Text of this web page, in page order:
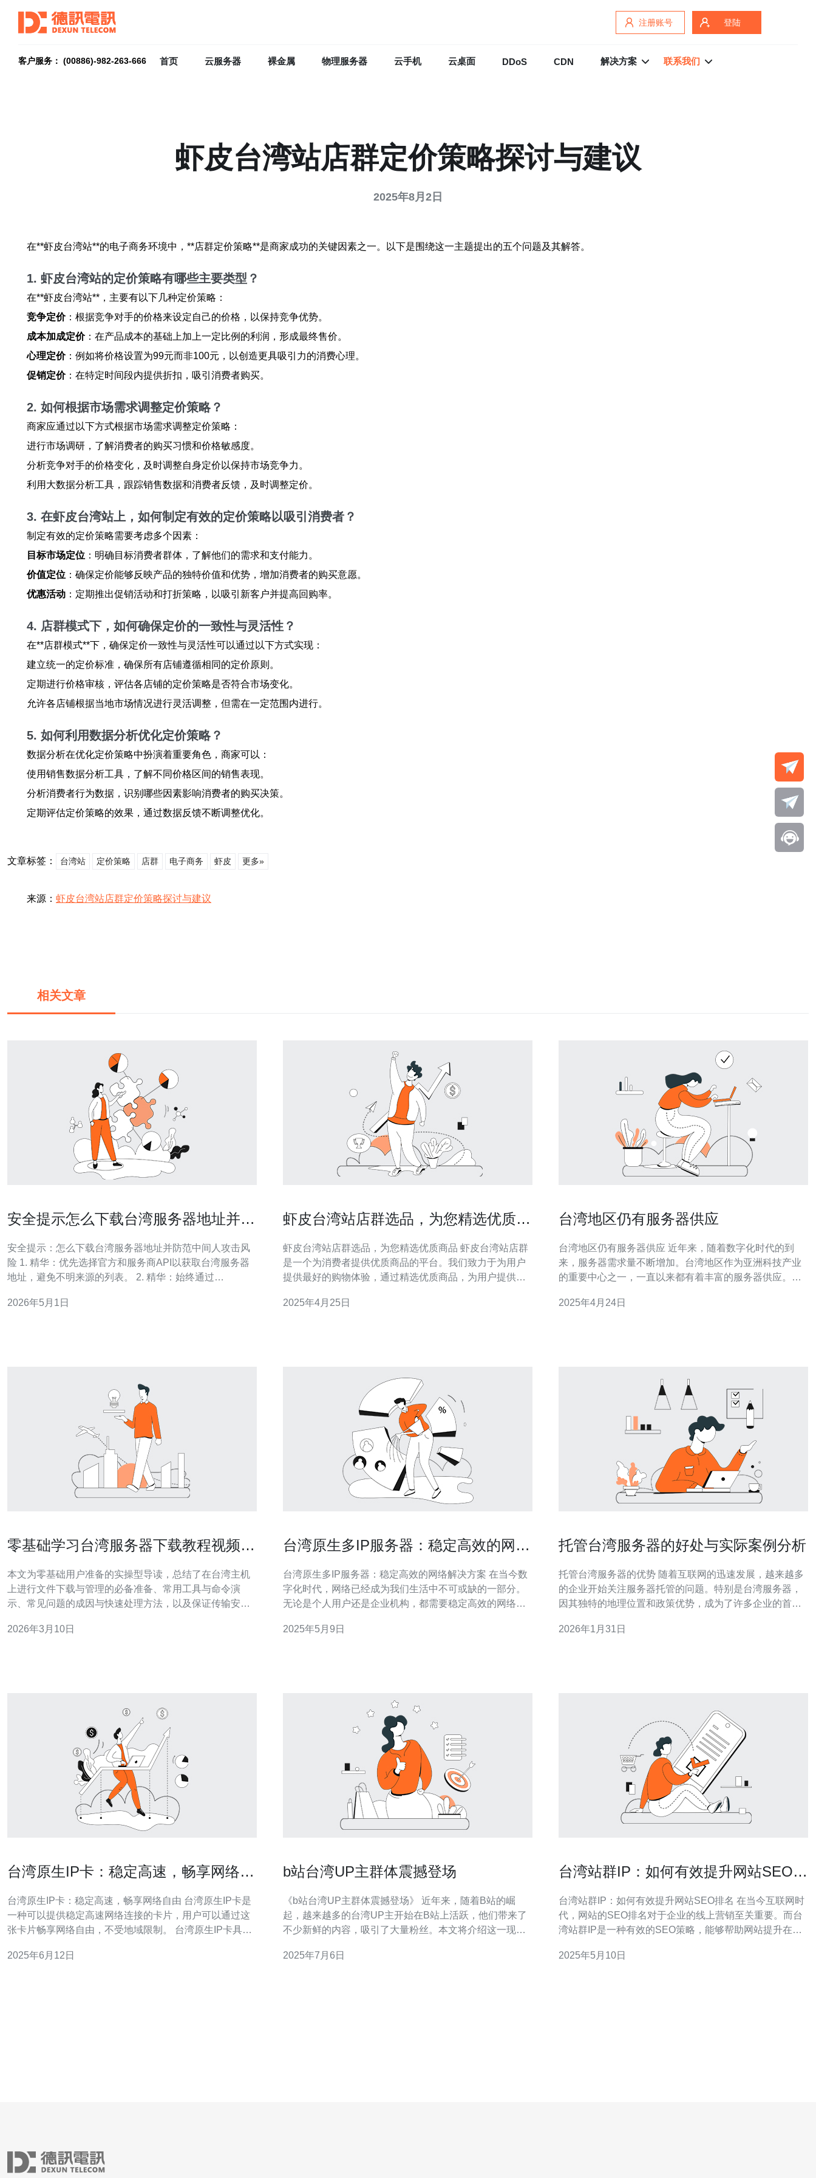
注册账号 登陆
客户服务： (00886)-982-263-666 首页 云服务器 裸金属 物理服务器 云手机 云桌面 DDoS CDN 解决方案 联系我们
虾皮台湾站店群定价策略探讨与建议
2025年8月2日
在**虾皮台湾站**的电子商务环境中，**店群定价策略**是商家成功的关键因素之一。以下是围绕这一主题提出的五个问题及其解答。
1. 虾皮台湾站的定价策略有哪些主要类型？
在**虾皮台湾站**，主要有以下几种定价策略：
竞争定价：根据竞争对手的价格来设定自己的价格，以保持竞争优势。
成本加成定价：在产品成本的基础上加上一定比例的利润，形成最终售价。
心理定价：例如将价格设置为99元而非100元，以创造更具吸引力的消费心理。
促销定价：在特定时间段内提供折扣，吸引消费者购买。
2. 如何根据市场需求调整定价策略？
商家应通过以下方式根据市场需求调整定价策略：
进行市场调研，了解消费者的购买习惯和价格敏感度。
分析竞争对手的价格变化，及时调整自身定价以保持市场竞争力。
利用大数据分析工具，跟踪销售数据和消费者反馈，及时调整定价。
3. 在虾皮台湾站上，如何制定有效的定价策略以吸引消费者？
制定有效的定价策略需要考虑多个因素：
目标市场定位 ：明确目标消费者群体，了解他们的需求和支付能力。
价值定位 ：确保定价能够反映产品的独特价值和优势，增加消费者的购买意愿。
优惠活动 ：定期推出促销活动和打折策略，以吸引新客户并提高回购率。
4. 店群模式下，如何确保定价的一致性与灵活性？
在**店群模式**下，确保定价一致性与灵活性可以通过以下方式实现：
建立统一的定价标准，确保所有店铺遵循相同的定价原则。
定期进行价格审核，评估各店铺的定价策略是否符合市场变化。
允许各店铺根据当地市场情况进行灵活调整，但需在一定范围内进行。
5. 如何利用数据分析优化定价策略？
数据分析在优化定价策略中扮演着重要角色，商家可以：
使用销售数据分析工具，了解不同价格区间的销售表现。
分析消费者行为数据，识别哪些因素影响消费者的购买决策。
定期评估定价策略的效果，通过数据反馈不断调整优化。
文章标签： 台湾站 定价策略 店群 电子商务 虾皮 更多»
来源： 虾皮台湾站店群定价策略探讨与建议
相关文章
安全提示怎么下载台湾服务器地址并防
安全提示：怎么下载台湾服务器地址并防范中间人攻击风
险 1. 精华：优先选择官方和服务商API以获取台湾服务器
地址，避免不明来源的列表。 2. 精华：始终通过
（MITM）。 3. 精华：结合多层防护（VPN、DNSSEC、
2026年5月1日
虾皮台湾站店群选品，为您精选优质商
虾皮台湾站店群选品，为您精选优质商品 虾皮台湾站店群
是一个为消费者提供优质商品的平台。我们致力于为用户
提供最好的购物体验，通过精选优质商品，为用户提供高
别的商品，虾皮台湾站店群都能满足您的需求。 虾皮台湾
2025年4月25日
台湾地区仍有服务器供应
台湾地区仍有服务器供应 近年来，随着数字化时代的到
来，服务器需求量不断增加。台湾地区作为亚洲科技产业
的重要中心之一，一直以来都有着丰富的服务器供应。尽
供应链依然相对稳定，能够满足不同行业的需求。 台湾地
2025年4月24日
零基础学习台湾服务器下载教程视频实
本文为零基础用户准备的实操型导读，总结了在台湾主机
上进行文件下载与管理的必备准备、常用工具与命令演
示、常见问题的成因与快速处理方法，以及保证传输安全
解释，便于边看边做。 需要准备多少东西才能开始操作台
2026年3月10日
台湾原生多IP服务器：稳定高效的网络
台湾原生多IP服务器：稳定高效的网络解决方案 在当今数
字化时代，网络已经成为我们生活中不可或缺的一部分。
无论是个人用户还是企业机构，都需要稳定高效的网络解
IP服务器正是一种非常优秀的网络解决方案，能够提供稳
2025年5月9日
托管台湾服务器的好处与实际案例分析
托管台湾服务器的优势 随着互联网的迅速发展，越来越多
的企业开始关注服务器托管的问题。特别是台湾服务器，
因其独特的地理位置和政策优势，成为了许多企业的首
合实际案例进行深入探讨。 以下是托管台湾服务器的三大
2026年1月31日
台湾原生IP卡：稳定高速，畅享网络自
台湾原生IP卡：稳定高速，畅享网络自由 台湾原生IP卡是
一种可以提供稳定高速网络连接的卡片，用户可以通过这
张卡片畅享网络自由，不受地域限制。 台湾原生IP卡具有
接，不易出现断网等问题。 高速性能：台湾原生IP卡拥有
2025年6月12日
b站台湾UP主群体震撼登场
《b站台湾UP主群体震撼登场》 近年来，随着B站的崛
起，越来越多的台湾UP主开始在B站上活跃，他们带来了
不少新鲜的内容，吸引了大量粉丝。本文将介绍这一现象
内容，涵盖了美食、旅行、生活日常等各个领域。他们的
2025年7月6日
台湾站群IP：如何有效提升网站SEO排
台湾站群IP：如何有效提升网站SEO排名 在当今互联网时
代，网站的SEO排名对于企业的线上营销至关重要。而台
湾站群IP是一种有效的SEO策略，能够帮助网站提升在搜
用它来有效提升网站的SEO排名。 台湾站群IP是指一组来
2025年5月10日